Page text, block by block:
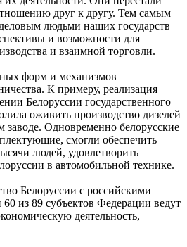
друг к другу. Тем самым
людьми наших государств
и возможности для
и взаимной торговли.
форм и механизмов
К примеру, реализация
Белоруссии государственного
оживить производство дизелей
заводе. Одновременно белорусские
смогли обеспечить
людей, удовлетворить
в автомобильной технике.
Белоруссии с российскими
из 89 субъектов Федерации ведут
деятельность,